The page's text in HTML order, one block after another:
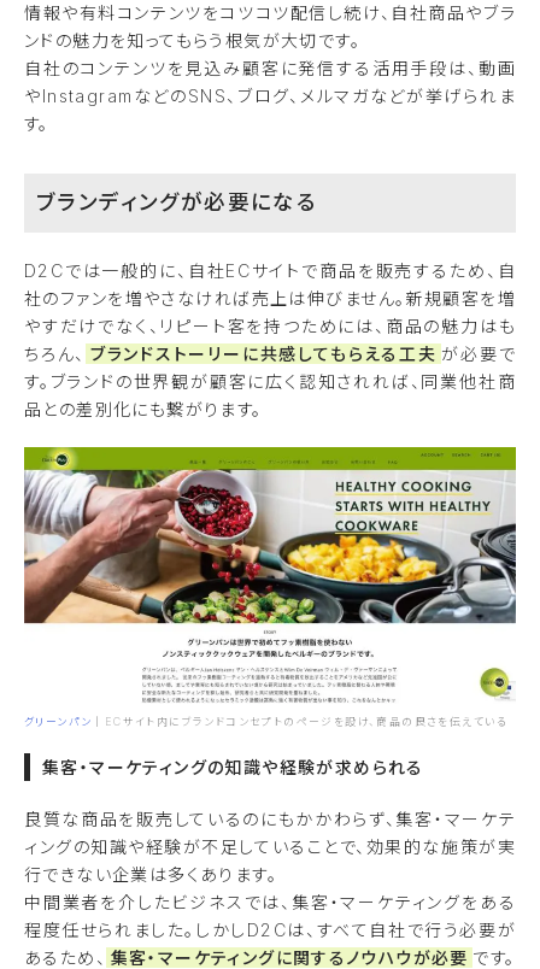
情報や有料コンテンツをコツコツ配信し続け、自社商品やブラ
ンドの魅力を知ってもらう根気が大切です。
自社のコンテンツを見込み顧客に発信する活用手段は、動画
やInstagramなどのSNS、ブログ、メルマガなどが挙げられま
す。
ブランディングが必要になる
D2Cでは一般的に、自社ECサイトで商品を販売するため、自
社のファンを増やさなければ売上は伸びません。新規顧客を増
やすだけでなく、リピート客を持つためには、商品の魅力はも
ちろん、 ブランドストーリーに共感してもらえる工夫 が必要で
す。ブランドの世界観が顧客に広く認知されれば、同業他社商
品との差別化にも繋がります。
グリーンパン ｜ECサイト内にブランドコンセプトのページを設け、商品の良さを伝えている
集客・マーケティングの知識や経験が求められる
良質な商品を販売しているのにもかかわらず、集客・マーケテ
ィングの知識や経験が不足していることで、効果的な施策が実
行できない企業は多くあります。
中間業者を介したビジネスでは、集客・マーケティングをある
程度任せられました。しかしD2Cは、すべて自社で行う必要が
あるため、 集客・マーケティングに関するノウハウが必要 です。